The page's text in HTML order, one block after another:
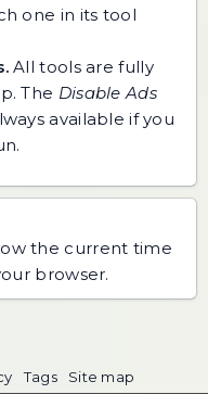
one in its tool
All tools are fully
The Disable Ads
available if you
the current time
browser.
Tags Site map